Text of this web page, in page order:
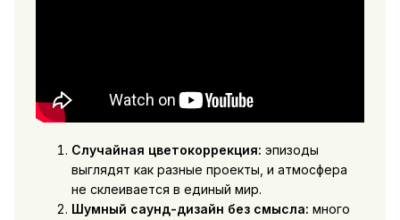
Случайная цветокоррекция: эпизоды
выглядят как разные проекты, и атмосфера
не склеивается в единый мир.
Шумный саунд-дизайн без смысла: много